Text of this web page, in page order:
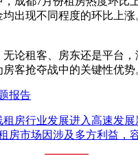
出现不同程度的环比上
租客、房东还是平台，
客抢夺战中的关键性优势
报告
房行业发展进入高速发展
市场因涉及多方利益，